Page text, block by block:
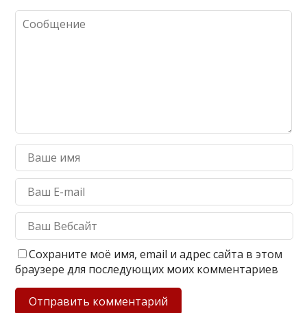
Сохраните моё имя, email и адрес сайта в этом
браузере для последующих моих комментариев